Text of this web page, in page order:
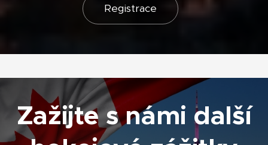
Registrace
Zažijte s námi další